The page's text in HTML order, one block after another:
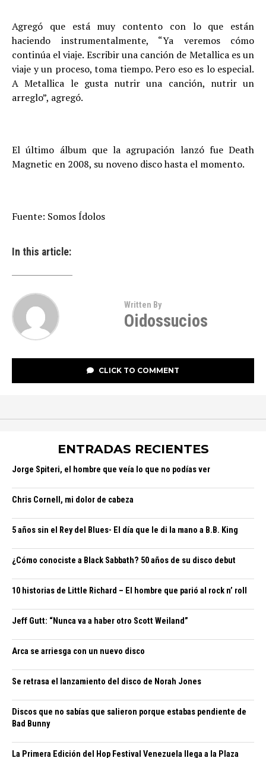
Agregó que está muy contento con lo que están
haciendo instrumentalmente, “Ya veremos cómo
continúa el viaje. Escribir una canción de Metallica es un
viaje y un proceso, toma tiempo. Pero eso es lo especial.
A Metallica le gusta nutrir una canción, nutrir un
arreglo”, agregó.
El último álbum que la agrupación lanzó fue Death
Magnetic en 2008, su noveno disco hasta el momento.
Fuente: Somos Ídolos
In this article:
Written By
Oidossucios
CLICK TO COMMENT
ENTRADAS RECIENTES
Jorge Spiteri, el hombre que veía lo que no podías ver
Chris Cornell, mi dolor de cabeza
5 años sin el Rey del Blues- El día que le di la mano a B.B. King
¿Cómo conociste a Black Sabbath? 50 años de su disco debut
10 historias de Little Richard – El hombre que parió al rock n’ roll
Jeff Gutt: “Nunca va a haber otro Scott Weiland”
Arca se arriesga con un nuevo disco
Se retrasa el lanzamiento del disco de Norah Jones
Discos que no sabías que salieron porque estabas pendiente de
Bad Bunny
La Primera Edición del Hop Festival Venezuela llega a la Plaza